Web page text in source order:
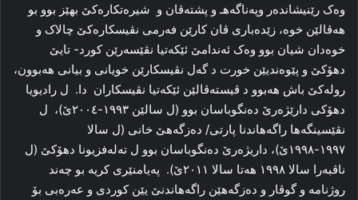
وەک رێنیشاندەر وپەناگەهـ و پشتەڤان و شیرەتکارەکێ بهێز بوو بو
هەڤالێن خوە، زێدەباری ڤان کارێن فەرمی نڤیسکارەکێ چالاک و
خوەدان شیان بوو وەک ئەندامێ ئێکەتیا نڤێسەرێن کورد- تایێ
دهۆکێ و پێوەندیێن خورت د گەل نڤیسکارێن خویانی و بیانی هەبوون،
رولەکێ باش هەبوو د ڤیستەڤالێن ئێکەتیا نڤیسکاران دا. ل رادیویا
دهۆکی دارێژەرێ دەنگوباسان بوو (ل سالێن ١٩٩٣-٢٠٠٤ێ)، ل
نڤێسینگەها راگەهاندنا پارتی/ دەزگەهێ خانی (ل سالا
١٩٩٧-١٩٩٨ێ)، داریژەرێ دەنگوباسان بوو ل تەلەفزیونا دهۆکێ (ل
ناڤبەرا سالا ١٩٩٨ هەتا سالا ٢٠١١ێ). پەیامنێری کریە بو چەند
روژنامە و گوڤار و دەزگەهێن راگەهاندنێ یێن کوردی و عەرەبی بۆ